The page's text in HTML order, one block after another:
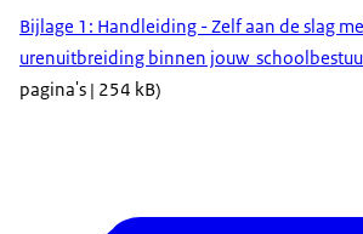
Bijlage 1: Handleiding - Zelf aan de slag
urenuitbreiding binnen jouw
pagina's | 254 kB)